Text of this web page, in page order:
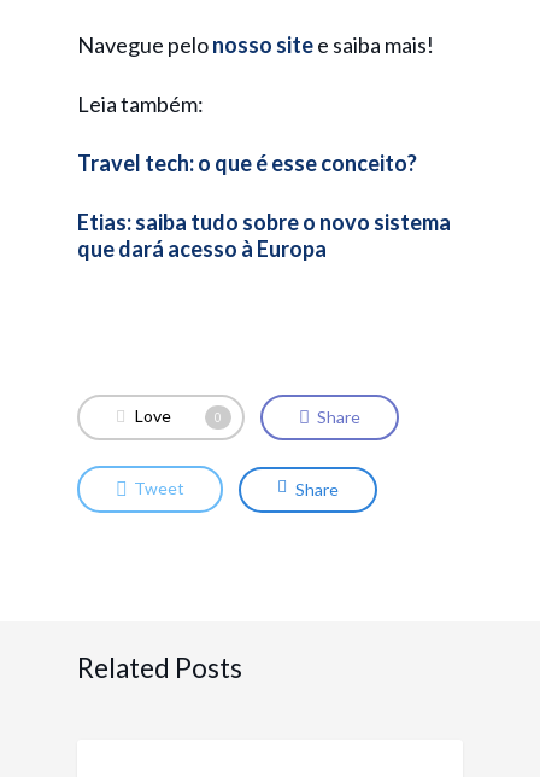
Navegue pelonosso sitee saiba mais!
Leia também:
Travel tech: o que é esse conceito?
Etias: saiba tudo sobre o novo sistema
que dará acesso à Europa
Love 0 Share
Tweet Share
Related Posts